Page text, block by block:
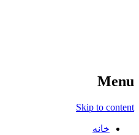
Menu
Skip to content
خانه